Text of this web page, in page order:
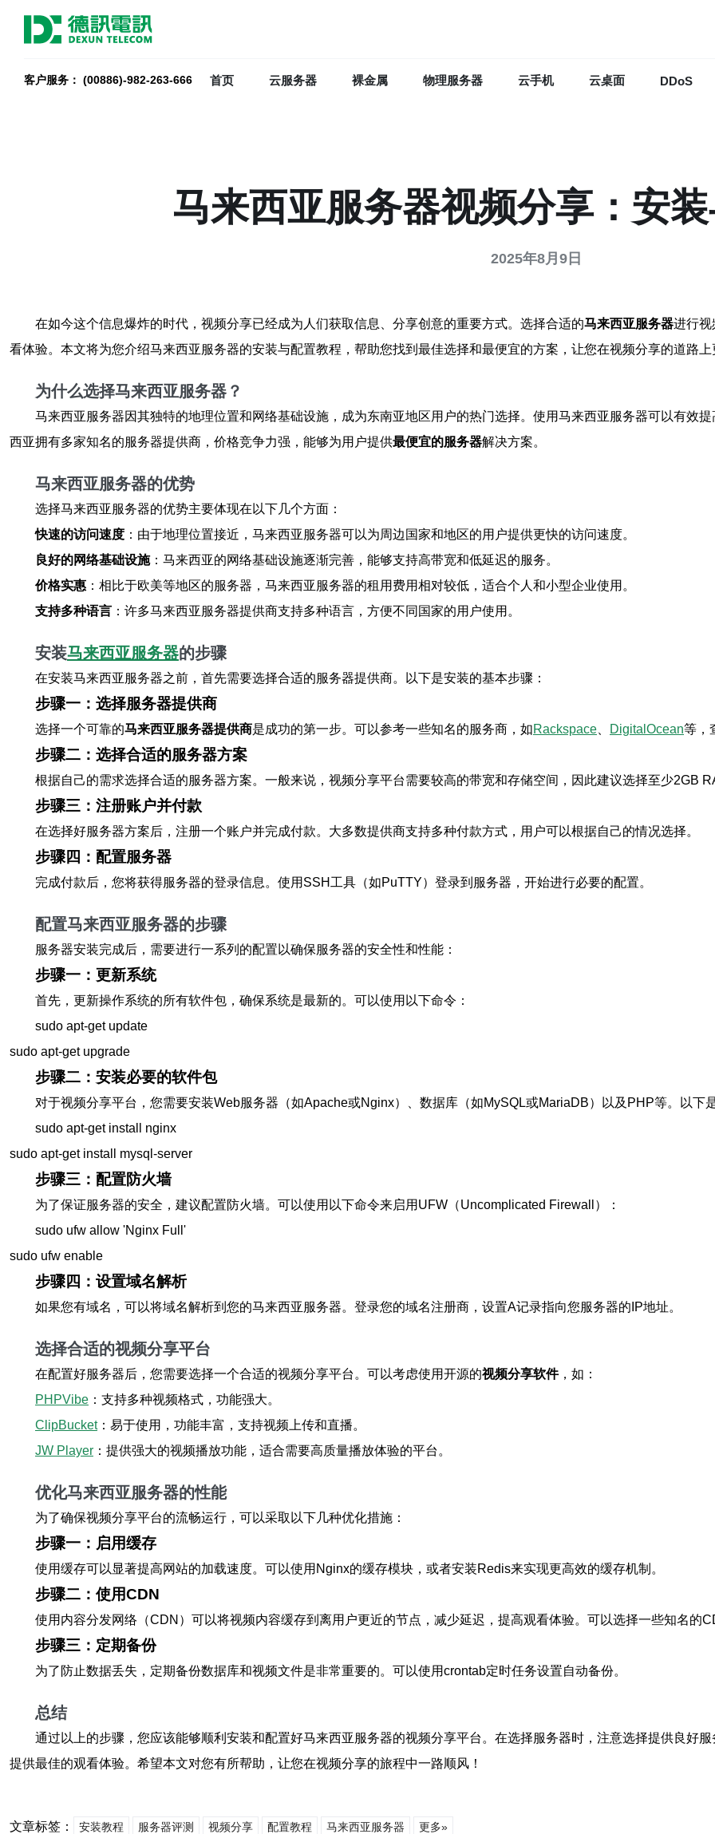
客户服务： (00886)-982-263-666 首页 云服务器 裸金属 物理服务器 云手机 云桌面 DDoS
马来西亚服务器视频分享：安
2025年8月9日
在如今这个信息爆炸的时代，视频分享已经成为人们获取信息、分享创意的重要方式。选择合适的马来西亚服务器进行视
看体验。本文将为您介绍马来西亚服务器的安装与配置教程，帮助您找到最佳选择和最便宜的方案，让您在视频分享的道路
为什么选择马来西亚服务器？
马来西亚服务器因其独特的地理位置和网络基础设施，成为东南亚地区用户的热门选择。使用马来西亚服务器可以有效
西亚拥有多家知名的服务器提供商，价格竞争力强，能够为用户提供最便宜的服务器解决方案。
马来西亚服务器的优势
选择马来西亚服务器的优势主要体现在以下几个方面：
快速的访问速度 ：由于地理位置接近，马来西亚服务器可以为周边国家和地区的用户提供更快的访问速度。
良好的网络基础设施：马来西亚的网络基础设施逐渐完善，能够支持高带宽和低延迟的服务。
价格实惠 ：相比于欧美等地区的服务器，马来西亚服务器的租用费用相对较低，适合个人和小型企业使用。
支持多种语言 ：许多马来西亚服务器提供商支持多种语言，方便不同国家的用户使用。
安装马来西亚服务器的步骤
在安装马来西亚服务器之前，首先需要选择合适的服务器提供商。以下是安装的基本步骤：
步骤一：选择服务器提供商
选择一个可靠的马来西亚服务器提供商是成功的第一步。可以参考一些知名的服务商，如Rackspace DigitalOcean等，
步骤二：选择合适的服务器方案
根据自己的需求选择合适的服务器方案。一般来说，视频分享平台需要较高的带宽和存储空间，因此建议选择至少2GB
步骤三：注册账户并付款
在选择好服务器方案后，注册一个账户并完成付款。大多数提供商支持多种付款方式，用户可以根据自己的情况选择。
步骤四：配置服务器
完成付款后，您将获得服务器的登录信息。使用SSH工具（如PuTTY）登录到服务器，开始进行必要的配置。
配置马来西亚服务器的步骤
服务器安装完成后，需要进行一系列的配置以确保服务器的安全性和性能：
步骤一：更新系统
首先，更新操作系统的所有软件包，确保系统是最新的。可以使用以下命令：
sudo apt-get update
sudo apt-get upgrade
步骤二：安装必要的软件包
对于视频分享平台，您需要安装Web服务器（如Apache或Nginx）、数据库（如MySQL或MariaDB）以及PHP等。以下
sudo apt-get install nginx
sudo apt-get install mysql-server
步骤三：配置防火墙
为了保证服务器的安全，建议配置防火墙。可以使用以下命令来启用UFW（Uncomplicated Firewall）：
sudo ufw allow 'Nginx Full'
sudo ufw enable
步骤四：设置域名解析
如果您有域名，可以将域名解析到您的马来西亚服务器。登录您的域名注册商，设置A记录指向您服务器的IP地址。
选择合适的视频分享平台
在配置好服务器后，您需要选择一个合适的视频分享平台。可以考虑使用开源的视频分享软件，如：
PHPVibe ：支持多种视频格式，功能强大。
ClipBucket：易于使用，功能丰富，支持视频上传和直播。
JW Player ：提供强大的视频播放功能，适合需要高质量播放体验的平台。
优化马来西亚服务器的性能
为了确保视频分享平台的流畅运行，可以采取以下几种优化措施：
步骤一：启用缓存
使用缓存可以显著提高网站的加载速度。可以使用Nginx的缓存模块，或者安装Redis来实现更高效的缓存机制。
步骤二：使用CDN
使用内容分发网络（CDN）可以将视频内容缓存到离用户更近的节点，减少延迟，提高观看体验。可以选择一些知名的
步骤三：定期备份
为了防止数据丢失，定期备份数据库和视频文件是非常重要的。可以使用crontab定时任务设置自动备份。
总结
通过以上的步骤，您应该能够顺利安装和配置好马来西亚服务器的视频分享平台。在选择服务器时，注意选择提供良好
提供最佳的观看体验。希望本文对您有所帮助，让您在视频分享的旅程中一路顺风！
文章标签： 安装教程 服务器评测 视频分享 配置教程 马来西亚服务器 更多»